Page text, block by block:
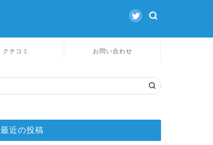
クチコミ お問い合わせ
最近の投稿